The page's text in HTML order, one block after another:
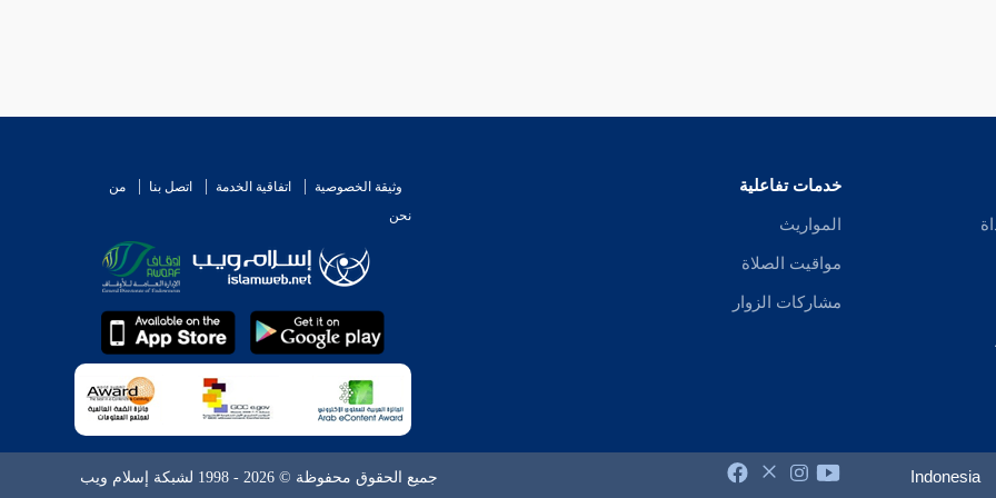
خدمات تفاعلية
المواريث
مواقيت الصلاة
مشاركات الزوار
وثيقة الخصوصية اتفاقية الخدمة اتصل بنا
من
نحن
Indonesia جميع الحقوق محفوظة © 2026 - 1998 لشبكة إسلام ويب